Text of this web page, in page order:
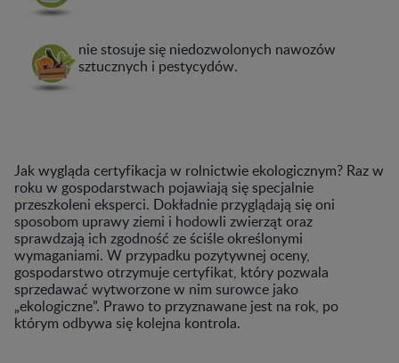
nie stosuje się niedozwolonych nawozów
sztucznych i pestycydów.
Jak wygląda certyfikacja w rolnictwie ekologicznym? Raz w
roku w gospodarstwach pojawiają się specjalnie
przeszkoleni eksperci. Dokładnie przyglądają się oni
sposobom uprawy ziemi i hodowli zwierząt oraz
sprawdzają ich zgodność ze ściśle określonymi
wymaganiami. W przypadku pozytywnej oceny,
gospodarstwo otrzymuje certyfikat, który pozwala
sprzedawać wytworzone w nim surowce jako
„ekologiczne”. Prawo to przyznawane jest na rok, po
którym odbywa się kolejna kontrola.